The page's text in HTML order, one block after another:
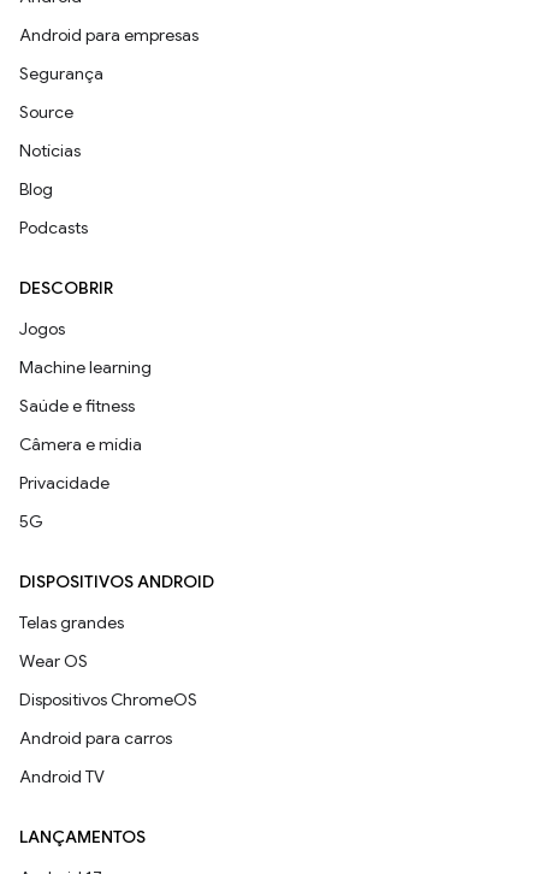
Android para empresas
Segurança
Source
Notícias
Blog
Podcasts
DESCOBRIR
Jogos
Machine learning
Saúde e fitness
Câmera e mídia
Privacidade
5G
DISPOSITIVOS ANDROID
Telas grandes
Wear OS
Dispositivos ChromeOS
Android para carros
Android TV
LANÇAMENTOS